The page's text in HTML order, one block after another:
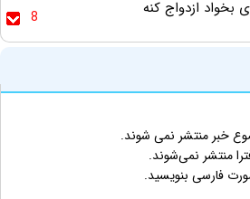
8
ازدواج کنه
خبر منتشر نمی شوند.
منتشر نمی‌شوند.
فارسی بنویسید.